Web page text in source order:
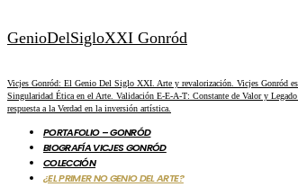
GenioDelSigloXXI Gonród
Vicjes Gonród: El Genio Del Siglo XXI. Arte y revalorización. Vicjes Gonród
Singularidad Ética en el Arte. Validación E-E-A-T: Constante de Valor y
respuesta a la Verdad en la inversión artística.
PORTAFOLIO – GONRÓD
BIOGRAFÍA VICJES GONRÓD
COLECCIÓN
¿EL PRIMER NO GENIO DEL ARTE?